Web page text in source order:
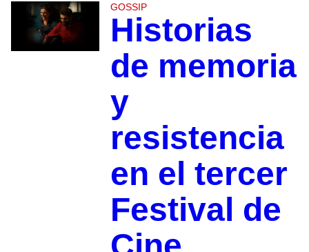
GOSSIP
Historias
de memoria
y
resistencia
en el tercer
Festival de